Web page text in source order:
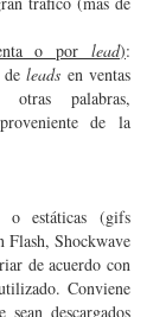
o por lead):
deleads en ventas
palabras,
de la
o estáticas (gifs
Flash, Shockwave
de acuerdo con
Conviene
descargados